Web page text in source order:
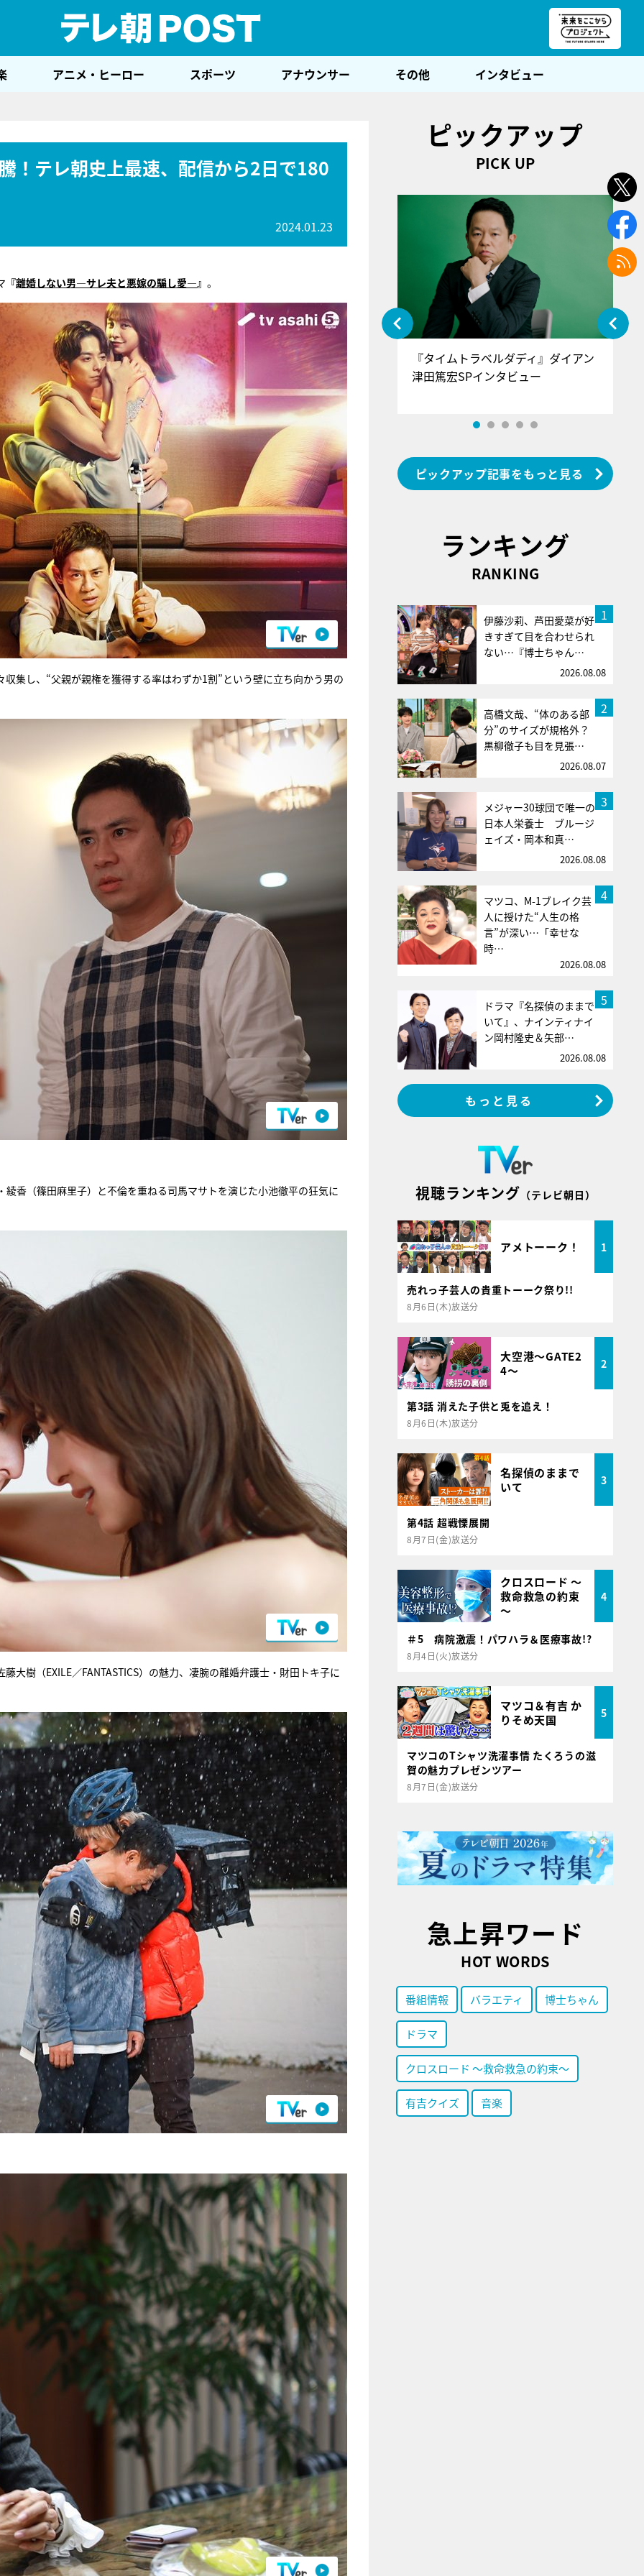
アニメ・ヒーロー スポーツ アナウンサー その他 インタビュー
！テレ朝史上最速、配信から2日で180
2024.01.23
『離婚しない男―サレ夫と悪嫁の騙し愛―』 。
集し、“父親が親権を獲得する率はわずか1割”という壁に立ち向かう男の
香（篠田麻里子）と不倫を重ねる司馬マサトを演じた小池徹平の狂気に
大樹（EXILE／FANTASTICS）の魅力、凄腕の離婚弁護士・財田トキ子に
ピックアップ
PICK UP
『アイ＝ラブ！げーみんぐ』＝LOV
E齋藤樹愛羅＆佐々木舞香SPインタ
ビュー
『タイムトラベルダディ』ダイアン
津田篤宏SPインタビュー
ピックアップ記事をもっと見る
ランキング
RANKING
1
伊藤沙莉、芦田愛菜が好
きすぎて目を合わせられ
ない…『博士ちゃん…
2026.08.08
2
高橋文哉、“体のある部
分”のサイズが規格外？
黒柳徹子も目を見張…
2026.08.07
3
メジャー30球団で唯一の
日本人栄養士 ブルージ
ェイズ・岡本和真…
2026.08.08
4
マツコ、M-1ブレイク芸
人に授けた“人生の格
言”が深い…「幸せな
時…
2026.08.08
5
ドラマ『名探偵のままで
いて』、ナインティナイ
ン岡村隆史＆矢部…
2026.08.08
もっと見る
視聴ランキング （テレビ朝日）
アメトーーク！ 1
売れっ子芸人の貴重トーーク祭り!!
8月6日(木)放送分
大空港～GATE2
4～
2
第3話 消えた子供と兎を追え！
8月6日(木)放送分
名探偵のままで
いて
3
第4話 超戦慄展開
8月7日(金)放送分
クロスロード ～
救命救急の約束
～
4
＃5 病院激震！パワハラ＆医療事故!?
8月4日(火)放送分
マツコ＆有吉 か
りそめ天国
5
マツコのTシャツ洗濯事情 たくろうの滋
賀の魅力プレゼンツアー
8月7日(金)放送分
急上昇ワード
HOT WORDS
番組情報 バラエティ 博士ちゃん
ドラマ
クロスロード ～救命救急の約束～
有吉クイズ 音楽